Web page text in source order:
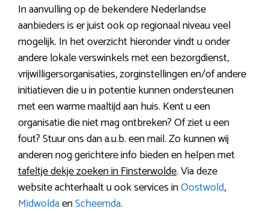
In aanvulling op de bekendere Nederlandse
aanbieders is er juist ook op regionaal niveau veel
mogelijk. In het overzicht hieronder vindt u onder
andere lokale verswinkels met een bezorgdienst,
vrijwilligersorganisaties, zorginstellingen en/of andere
initiatieven die u in potentie kunnen ondersteunen
met een warme maaltijd aan huis. Kent u een
organisatie die niet mag ontbreken? Of ziet u een
fout? Stuur ons dan a.u.b. een mail. Zo kunnen wij
anderen nog gerichtere info bieden en helpen met
tafeltje dekje zoeken in Finsterwolde. Via deze
website achterhaalt u ook services inOostwold,
MidwoldaenScheemda.